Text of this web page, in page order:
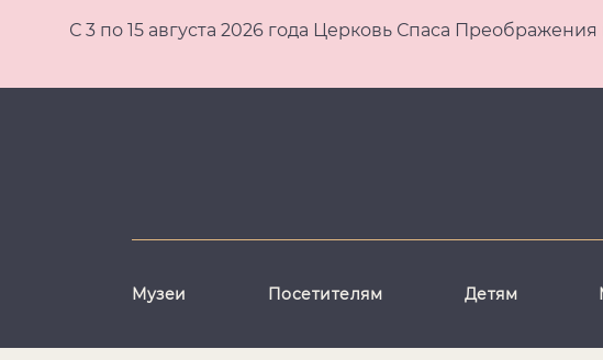
С 3 по 15 августа 2026 года Церковь Спаса
Музеи Посетителям Детям